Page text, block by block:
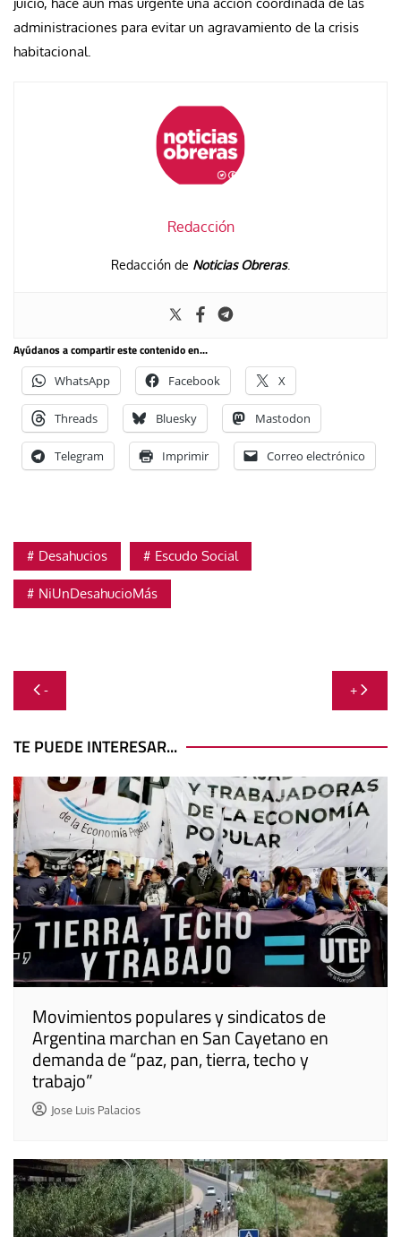
administraciones para evitar un agravamiento de la crisis
habitacional.
Redacción
Redacción de Noticias Obreras.
Ayúdanos a compartir este contenido en...
WhatsApp Facebook X
Threads Bluesky Mastodon
Telegram Imprimir Correo electrónico
Desahucios Escudo Social
NiUnDesahucioMás
Navegación
de
entradas
- +
TE PUEDE INTERESAR...
Movimientos populares y sindicatos de
Argentina marchan en San Cayetano en
demanda de “paz, pan, tierra, techo y
trabajo”
Jose Luis Palacios